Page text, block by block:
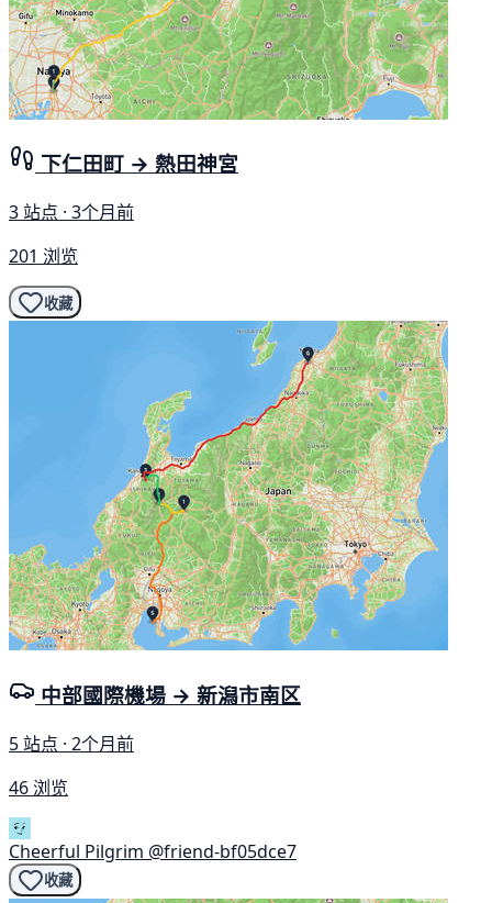
下仁田町 → 熱田神宮
3 站点 · 3个月前
201 浏览
收藏
中部國際機場 → 新潟市南区
5 站点 · 2个月前
46 浏览
Cheerful Pilgrim @friend-bf05dce7
收藏